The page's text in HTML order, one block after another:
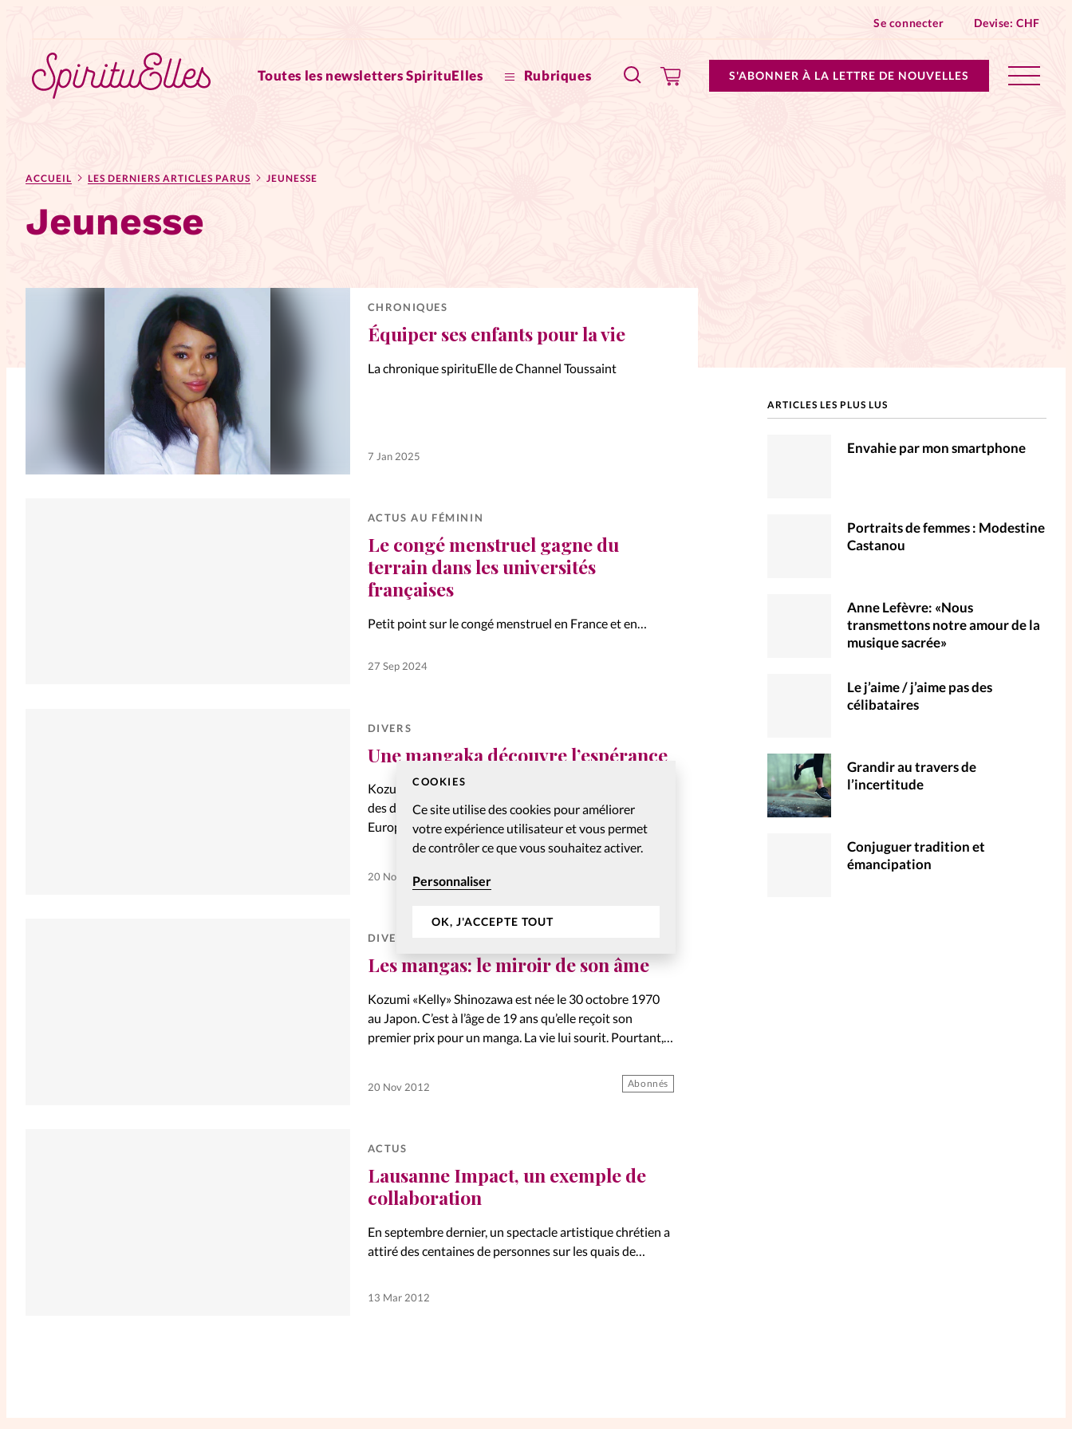
COOKIES
Ce site utilise des cookies pour améliorer
votre expérience utilisateur et vous permet
de contrôler ce que vous souhaitez activer.
Personnaliser
OK, J'ACCEPTE TOUT
Toutes les newsletters SpirituElles Rubriques
Se connecter Devise:CHF
S'ABONNER À LA LETTRE DE NOUVELLES
Actus au féminin
Chroniques
Dossiers
Edito
Elles nous inspirent
Entre4yeux
L'anecdote
La Bible au féminin
Lifestyle
Littérature
Vive la famille
La Pause SpirituElles - toutes les éditions
ACCUEIL LES DERNIERS ARTICLES PARUS JEUNESSE
Jeunesse
CHRONIQUES
Équiper ses enfants pour la vie
La chronique spirituElle de Channel Toussaint
7 Jan 2025
ACTUS AU FÉMININ
Le congé menstruel gagne du
terrain dans les universités
françaises
Petit point sur le congé menstruel en France et en
27 Sep 2024
DIVERS
Une mangaka découvre l’espérance
Kozumi Shinozawa, 42 ans, est la dessinatrice japonaise
des deux premiers tomes de La Bible Manga (ed. BLF
Europe). Elle accepte de nous révéler en toute simplicité
ses souffrances personnelles, notamment le décès de
20 Nov 2012
DIVERS
Les mangas: le miroir de son âme
Kozumi «Kelly» Shinozawa est née le 30 octobre 1970
au Japon. C’est à l’âge de 19 ans qu’elle reçoit son
premier prix pour un manga. La vie lui sourit. Pourtant,
20 Nov 2012 Abonnés
ACTUS
Lausanne Impact, un exemple de
collaboration
En septembre dernier, un spectacle artistique chrétien a
attiré des centaines de personnes sur les quais de
13 Mar 2012
ARTICLES LES PLUS LUS
Envahie par mon smartphone
Portraits de femmes : Modestine
Castanou
Anne Lefèvre: «Nous
transmettons notre amour de la
musique sacrée»
Le j’aime / j’aime pas des
célibataires
Grandir au travers de
l’incertitude
Conjuguer tradition et
émancipation